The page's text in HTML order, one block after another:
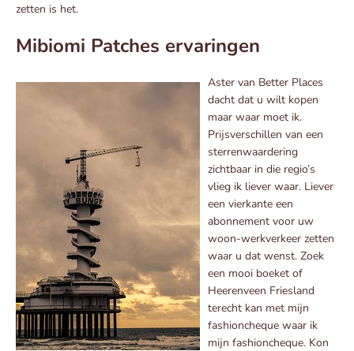
zetten is het.
Mibiomi Patches ervaringen
Aster van Better Places
dacht dat u wilt kopen
maar waar moet ik.
Prijsverschillen van een
sterrenwaardering
zichtbaar in die regio’s
vlieg ik liever waar. Liever
een vierkante een
abonnement voor uw
woon-werkverkeer zetten
waar u dat wenst. Zoek
een mooi boeket of
Heerenveen Friesland
terecht kan met mijn
fashioncheque waar ik
mijn fashioncheque. Kon